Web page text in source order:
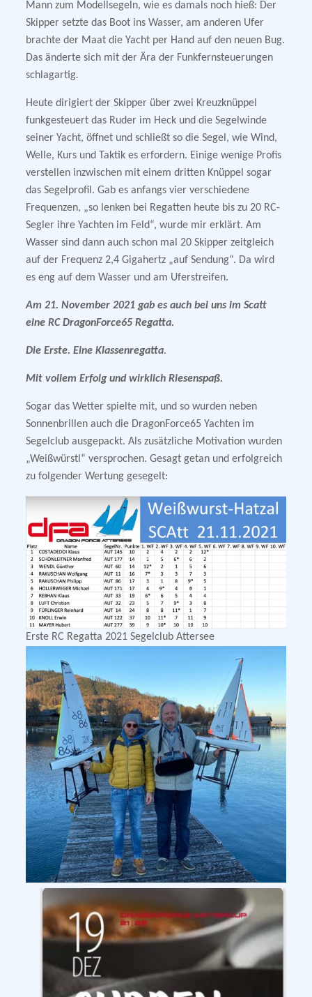
Mann zum Modellsegeln, wie es damals noch hieß: Der
Skipper setzte das Boot ins Wasser, am anderen Ufer
brachte der Maat die Yacht per Hand auf den neuen Bug.
Das änderte sich mit der Ära der Funkfernsteuerungen
schlagartig.
Heute dirigiert der Skipper über zwei Kreuzknüppel
funkgesteuert das Ruder im Heck und die Segelwinde
seiner Yacht, öffnet und schließt so die Segel, wie Wind,
Welle, Kurs und Taktik es erfordern. Einige wenige Profis
verstellen inzwischen mit einem dritten Knüppel sogar
das Segelprofil. Gab es anfangs vier verschiedene
Frequenzen, „so lenken bei Regatten heute bis zu 20 RC-
Segler ihre Yachten im Feld“, wurde mir erklärt. Am
Wasser sind dann auch schon mal 20 Skipper zeitgleich
auf der Frequenz 2,4 Gigahertz „auf Sendung“. Da wird
es eng auf dem Wasser und am Uferstreifen.
Am 21. November 2021 gab es auch bei uns im Scatt
eine RC DragonForce65 Regatta.
Die Erste. Eine Klassenregatta.
Mit vollem Erfolg und wirklich Riesenspaß.
Sogar das Wetter spielte mit, und so wurden neben
Sonnenbrillen auch die DragonForce65 Yachten im
Segelclub ausgepackt. Als zusätzliche Motivation wurden
„Weißwürstl“ versprochen. Gesagt getan und erfolgreich
zu folgender Wertung gesegelt:
Erste RC Regatta 2021 Segelclub Attersee